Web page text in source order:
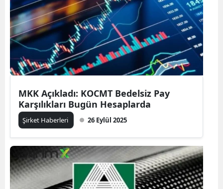
MKK Açıkladı: KOCMT Bedelsiz Pay
Karşılıkları Bugün Hesaplarda
Şirket Haberleri 26 Eylül 2025